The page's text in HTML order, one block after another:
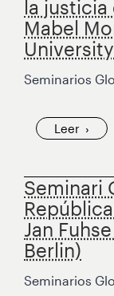
la
Mabel
Seminarios
Leer
Seminari
Jan
Berlin)
Seminarios